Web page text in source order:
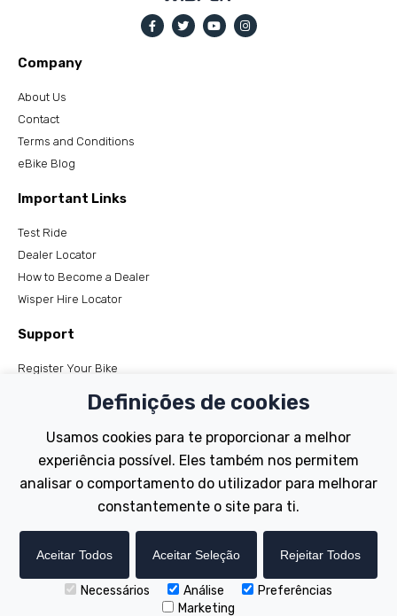
Company
About Us
Contact
Terms and Conditions
eBike Blog
Important Links
Test Ride
Dealer Locator
How to Become a Dealer
Wisper Hire Locator
Support
Register Your Bike
Tutorials
Electric Bikes
Tailwind
Copyright © Wisper Electric Bikes 2023. Website by Chorley
Definições de cookies
Usamos cookies para te proporcionar a melhor
experiência possível. Eles também nos permitem
analisar o comportamento do utilizador para melhorar
constantemente o site para ti.
Aceitar Todos Aceitar Seleção Rejeitar Todos
Necessários Análise
Preferências
Marketing